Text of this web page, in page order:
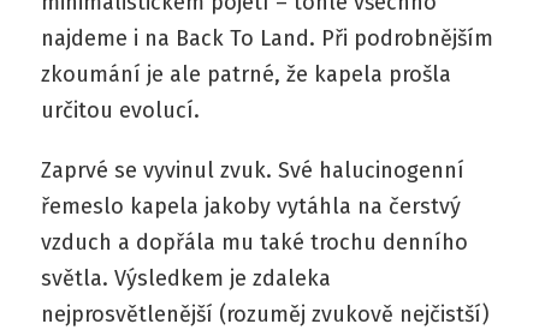
najdeme i na Back To Land. Při podrobnějším
zkoumání je ale patrné, že kapela prošla
určitou evolucí.
Zaprvé se vyvinul zvuk. Své halucinogenní
řemeslo kapela jakoby vytáhla na čerstvý
vzduch a dopřála mu také trochu denního
světla. Výsledkem je zdaleka
nejprosvětlenější (rozuměj zvukově nejčistší)